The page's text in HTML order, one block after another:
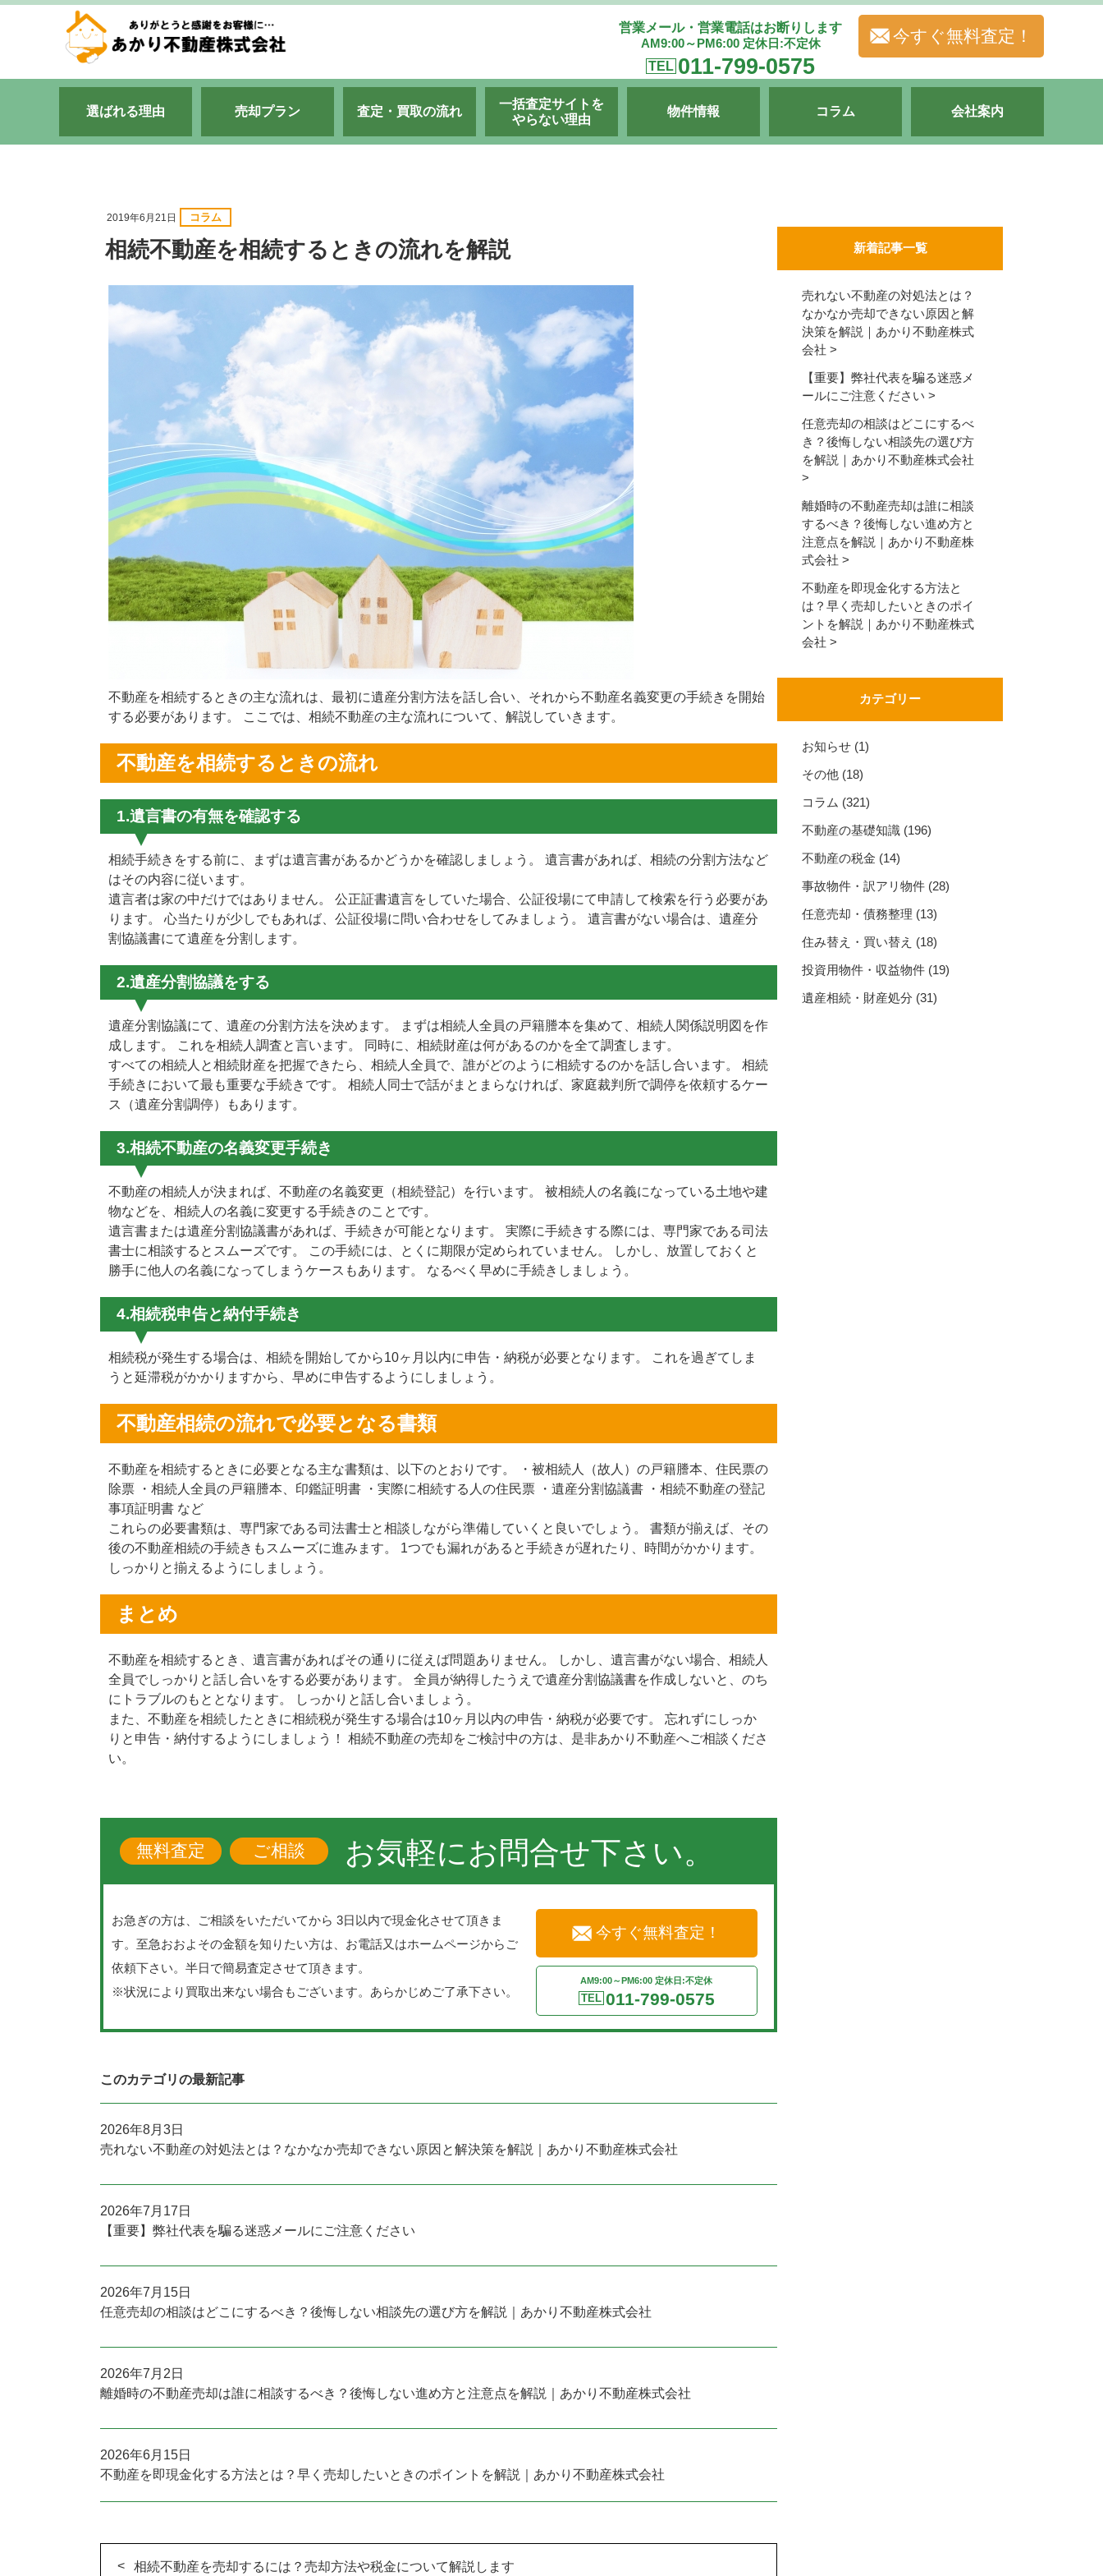
営業メール・営業電話はお断りします
AM9:00～PM6:00 定休日:不定休
TEL 011-799-0575
今すぐ無料査定！
選ばれる理由 売却プラン 査定・買取の流れ
一括査定サイトを
やらない理由
物件情報 コラム 会社案内
2019年6月21日 コラム
相続不動産を相続するときの流れを解説
不動産を相続するときの主な流れは、最初に遺産分割方法を話し合い、それから不動産名義変更の手続きを開始
する必要があります。 ここでは、相続不動産の主な流れについて、解説していきます。
不動産を相続するときの流れ
1.遺言書の有無を確認する
相続手続きをする前に、まずは遺言書があるかどうかを確認しましょう。 遺言書があれば、相続の分割方法など
はその内容に従います。
遺言者は家の中だけではありません。 公正証書遺言をしていた場合、公証役場にて申請して検索を行う必要があ
ります。 心当たりが少しでもあれば、公証役場に問い合わせをしてみましょう。 遺言書がない場合は、遺産分
割協議書にて遺産を分割します。
2.遺産分割協議をする
遺産分割協議にて、遺産の分割方法を決めます。 まずは相続人全員の戸籍謄本を集めて、相続人関係説明図を作
成します。 これを相続人調査と言います。 同時に、相続財産は何があるのかを全て調査します。
すべての相続人と相続財産を把握できたら、相続人全員で、誰がどのように相続するのかを話し合います。 相続
手続きにおいて最も重要な手続きです。 相続人同士で話がまとまらなければ、家庭裁判所で調停を依頼するケー
ス（遺産分割調停）もあります。
3.相続不動産の名義変更手続き
不動産の相続人が決まれば、不動産の名義変更（相続登記）を行います。 被相続人の名義になっている土地や建
物などを、相続人の名義に変更する手続きのことです。
遺言書または遺産分割協議書があれば、手続きが可能となります。 実際に手続きする際には、専門家である司法
書士に相談するとスムーズです。 この手続には、とくに期限が定められていません。 しかし、放置しておくと
勝手に他人の名義になってしまうケースもあります。 なるべく早めに手続きしましょう。
4.相続税申告と納付手続き
相続税が発生する場合は、相続を開始してから10ヶ月以内に申告・納税が必要となります。 これを過ぎてしま
うと延滞税がかかりますから、早めに申告するようにしましょう。
不動産相続の流れで必要となる書類
不動産を相続するときに必要となる主な書類は、以下のとおりです。 ・被相続人（故人）の戸籍謄本、住民票の
除票 ・相続人全員の戸籍謄本、印鑑証明書 ・実際に相続する人の住民票 ・遺産分割協議書 ・相続不動産の登記
事項証明書 など
これらの必要書類は、専門家である司法書士と相談しながら準備していくと良いでしょう。 書類が揃えば、その
後の不動産相続の手続きもスムーズに進みます。 1つでも漏れがあると手続きが遅れたり、時間がかかります。
しっかりと揃えるようにしましょう。
まとめ
不動産を相続するとき、遺言書があればその通りに従えば問題ありません。 しかし、遺言書がない場合、相続人
全員でしっかりと話し合いをする必要があります。 全員が納得したうえで遺産分割協議書を作成しないと、のち
にトラブルのもととなります。 しっかりと話し合いましょう。
また、不動産を相続したときに相続税が発生する場合は10ヶ月以内の申告・納税が必要です。 忘れずにしっか
りと申告・納付するようにしましょう！ 相続不動産の売却をご検討中の方は、是非あかり不動産へご相談くださ
い。
無料査定 ご相談 お気軽にお問合せ下さい。
お急ぎの方は、ご相談をいただいてから 3日以内で現金化させて頂きま
す。至急おおよその金額を知りたい方は、お電話又はホームページからご
依頼下さい。半日で簡易査定させて頂きます。
※状況により買取出来ない場合もございます。あらかじめご了承下さい。
今すぐ無料査定！
AM9:00～PM6:00 定休日:不定休
TEL 011-799-0575
このカテゴリの最新記事
2026年8月3日
売れない不動産の対処法とは？なかなか売却できない原因と解決策を解説｜あかり不動産株式会社
2026年7月17日
【重要】弊社代表を騙る迷惑メールにご注意ください
2026年7月15日
任意売却の相談はどこにするべき？後悔しない相談先の選び方を解説｜あかり不動産株式会社
2026年7月2日
離婚時の不動産売却は誰に相談するべき？後悔しない進め方と注意点を解説｜あかり不動産株式会社
2026年6月15日
不動産を即現金化する方法とは？早く売却したいときのポイントを解説｜あかり不動産株式会社
相続不動産を売却するには？売却方法や税金について解説します
新着記事一覧
売れない不動産の対処法とは？
なかなか売却できない原因と解
決策を解説｜あかり不動産株式
会社
【重要】弊社代表を騙る迷惑メ
ールにご注意ください
任意売却の相談はどこにするべ
き？後悔しない相談先の選び方
を解説｜あかり不動産株式会社
離婚時の不動産売却は誰に相談
するべき？後悔しない進め方と
注意点を解説｜あかり不動産株
式会社
不動産を即現金化する方法と
は？早く売却したいときのポイ
ントを解説｜あかり不動産株式
会社
カテゴリー
お知らせ (1)
その他 (18)
コラム (321)
不動産の基礎知識 (196)
不動産の税金 (14)
事故物件・訳アリ物件 (28)
任意売却・債務整理 (13)
住み替え・買い替え (18)
投資用物件・収益物件 (19)
遺産相続・財産処分 (31)